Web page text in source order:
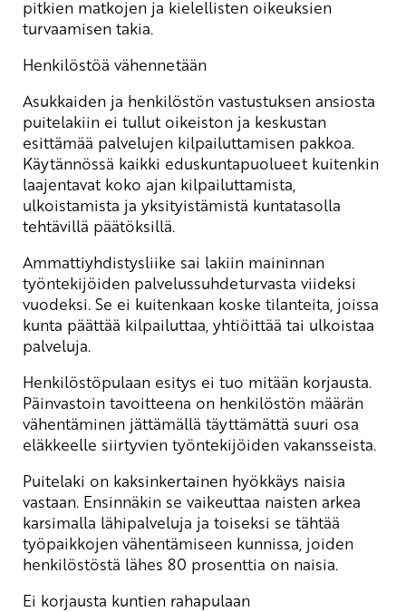
pitkien matkojen ja kielellisten oikeuksien
turvaamisen takia.
Henkilöstöä vähennetään
Asukkaiden ja henkilöstön vastustuksen ansiosta
puitelakiin ei tullut oikeiston ja keskustan
esittämää palvelujen kilpailuttamisen pakkoa.
Käytännössä kaikki eduskuntapuolueet kuitenkin
laajentavat koko ajan kilpailuttamista,
ulkoistamista ja yksityistämistä kuntatasolla
tehtävillä päätöksillä.
Ammattiyhdistysliike sai lakiin maininnan
työntekijöiden palvelussuhdeturvasta viideksi
vuodeksi. Se ei kuitenkaan koske tilanteita, joissa
kunta päättää kilpailuttaa, yhtiöittää tai ulkoistaa
palveluja.
Henkilöstöpulaan esitys ei tuo mitään korjausta.
Päinvastoin tavoitteena on henkilöstön määrän
vähentäminen jättämällä täyttämättä suuri osa
eläkkeelle siirtyvien työntekijöiden vakansseista.
Puitelaki on kaksinkertainen hyökkäys naisia
vastaan. Ensinnäkin se vaikeuttaa naisten arkea
karsimalla lähipalveluja ja toiseksi se tähtää
työpaikkojen vähentämiseen kunnissa, joiden
henkilöstöstä lähes 80 prosenttia on naisia.
Ei korjausta kuntien rahapulaan